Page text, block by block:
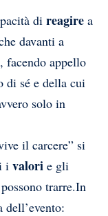
di reagire a
davanti a
facendo appello
di sé e della cui
solo in
il carcere” si
i valori e gli
trarre.In
dell’evento: